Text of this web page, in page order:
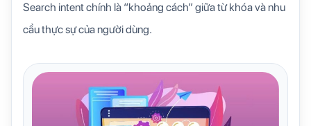
Search intent chính là “khoảng cách” giữa từ khóa và nhu
cầu thực sự của người dùng.